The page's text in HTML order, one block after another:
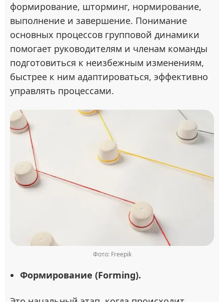
формирование, шторминг, нормирование,
выполнение и завершение. Понимание
основных процессов групповой динамики
помогает руководителям и членам команды
подготовиться к неизбежным изменениям,
быстрее к ним адаптироваться, эффективно
управлять процессами.
Фото: Freepik
Формирование (Forming).